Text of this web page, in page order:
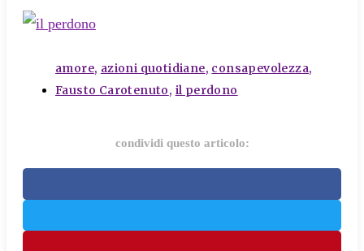
tags
amore, azioni quotidiane, consapevolezza,
Fausto Carotenuto, il perdono
condividi questo articolo: